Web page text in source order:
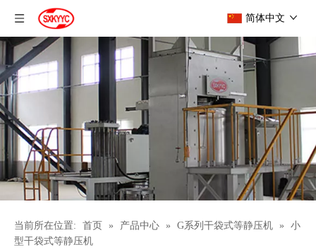
简体中文
当前所在位置: 首页 » 产品中心 » G系列干袋式等静压机 »
小
型干袋式等静压机